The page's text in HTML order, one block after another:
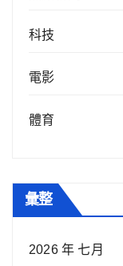
科技
電影
體育
彙整
2026 年 七月